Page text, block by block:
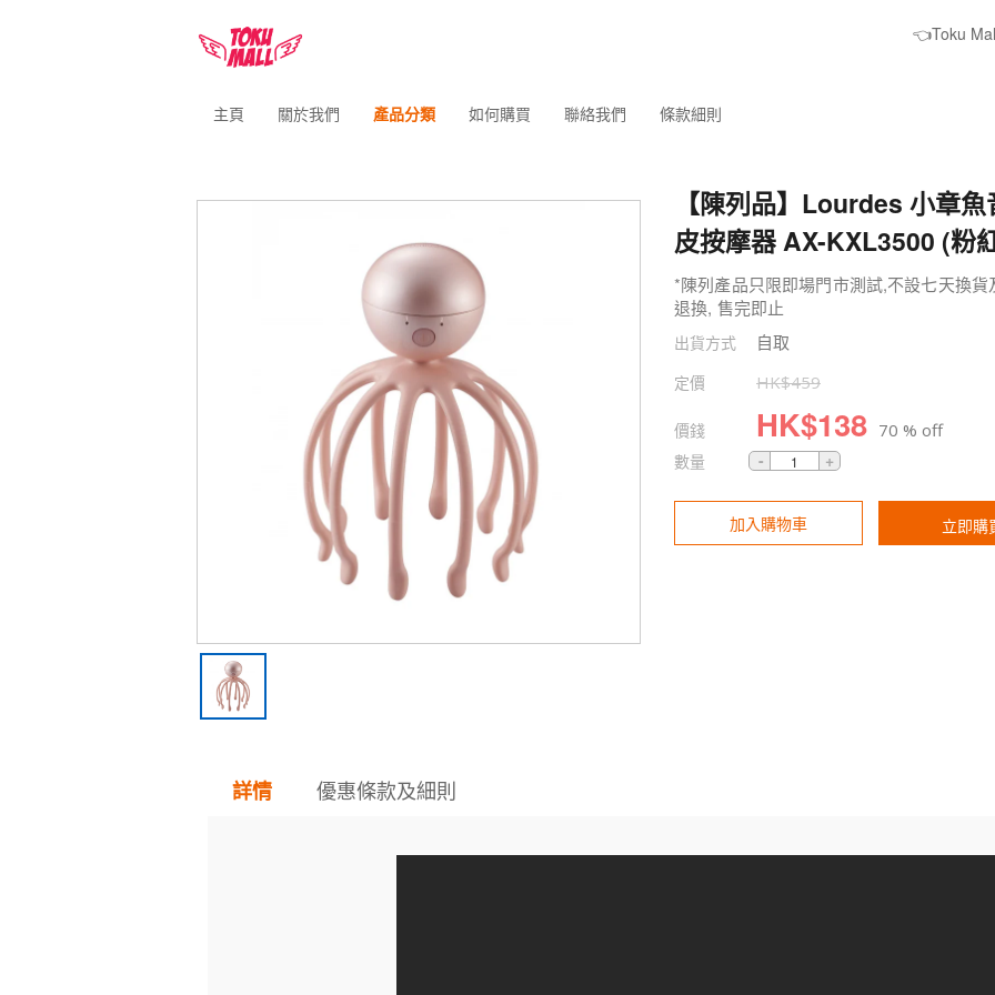
👈Toku
主頁 關於我們 產品分類 如何購買 聯絡我們 條款細則
【陳列品】Lourdes 小章
皮按摩器 AX-KXL3500 (粉
*陳列產品只限即場門市測試,不設七天換
退換, 售完即止
出貨方式 自取
定價 HK$459
價錢 HK$138 70 % off
數量
加入購物車 立即購
詳情 優惠條款及細則